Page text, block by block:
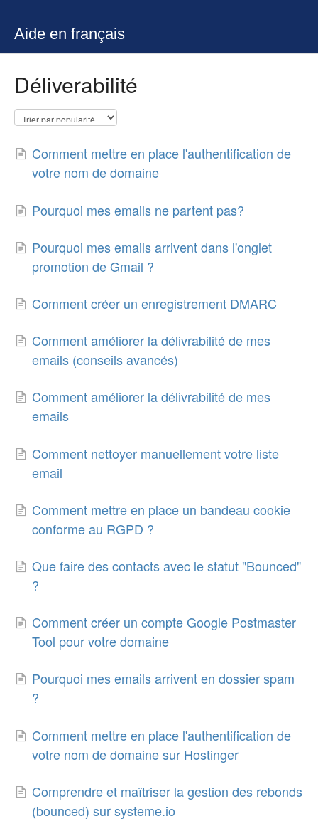
Aide en français
Déliverabilité
Comment mettre en place l'authentification de
votre nom de domaine
Pourquoi mes emails ne partent pas?
Pourquoi mes emails arrivent dans l'onglet
promotion de Gmail ?
Comment créer un enregistrement DMARC
Comment améliorer la délivrabilité de mes
emails (conseils avancés)
Comment améliorer la délivrabilité de mes
emails
Comment nettoyer manuellement votre liste
email
Comment mettre en place un bandeau cookie
conforme au RGPD ?
Que faire des contacts avec le statut "Bounced"
?
Comment créer un compte Google Postmaster
Tool pour votre domaine
Pourquoi mes emails arrivent en dossier spam
?
Comment mettre en place l'authentification de
votre nom de domaine sur Hostinger
Comprendre et maîtriser la gestion des rebonds
(bounced) sur systeme.io